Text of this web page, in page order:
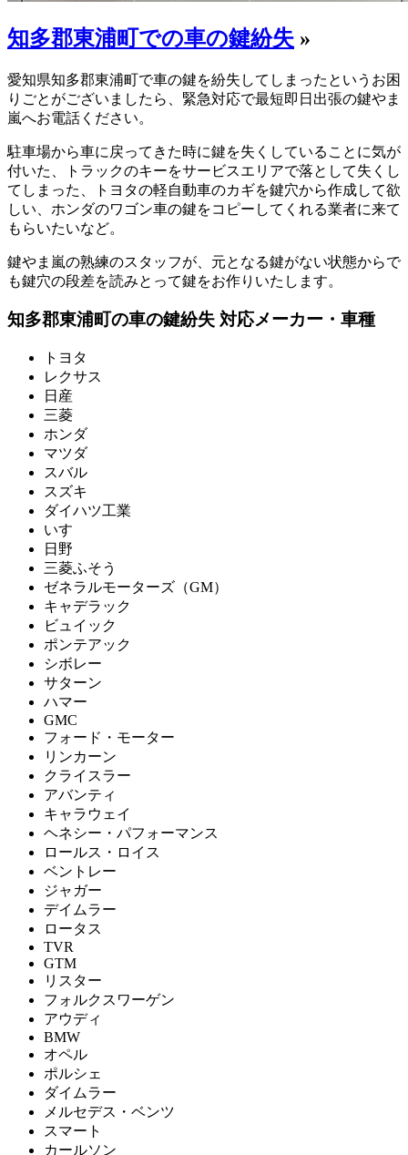
知多郡東浦町での車の鍵紛失 »
愛知県知多郡東浦町で車の鍵を紛失してしまったというお困
りごとがございましたら、緊急対応で最短即日出張の鍵やま
嵐へお電話ください。
駐車場から車に戻ってきた時に鍵を失くしていることに気が
付いた、トラックのキーをサービスエリアで落として失くし
てしまった、トヨタの軽自動車のカギを鍵穴から作成して欲
しい、ホンダのワゴン車の鍵をコピーしてくれる業者に来て
もらいたいなど。
鍵やま嵐の熟練のスタッフが、元となる鍵がない状態からで
も鍵穴の段差を読みとって鍵をお作りいたします。
知多郡東浦町の車の鍵紛失 対応メーカー・車種
トヨタ
レクサス
日産
三菱
ホンダ
マツダ
スバル
スズキ
ダイハツ工業
いすゞ
日野
三菱ふそう
ゼネラルモーターズ（GM）
キャデラック
ビュイック
ポンテアック
シボレー
サターン
ハマー
GMC
フォード・モーター
リンカーン
クライスラー
アバンティ
キャラウェイ
ヘネシー・パフォーマンス
ロールス・ロイス
ベントレー
ジャガー
デイムラー
ロータス
TVR
GTM
リスター
フォルクスワーゲン
アウディ
BMW
オペル
ポルシェ
ダイムラー
メルセデス・ベンツ
スマート
カールソン